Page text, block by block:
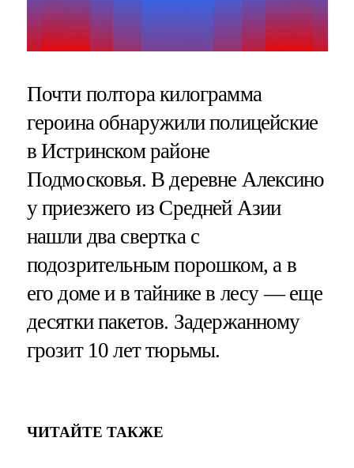
Почти полтора килограмма
героина обнаружили полицейские
в Истринском районе
Подмосковья. В деревне Алексино
у приезжего из Средней Азии
нашли два свертка с
подозрительным порошком, а в
его доме и в тайнике в лесу — еще
десятки пакетов. Задержанному
грозит 10 лет тюрьмы.
ЧИТАЙТЕ ТАКЖЕ